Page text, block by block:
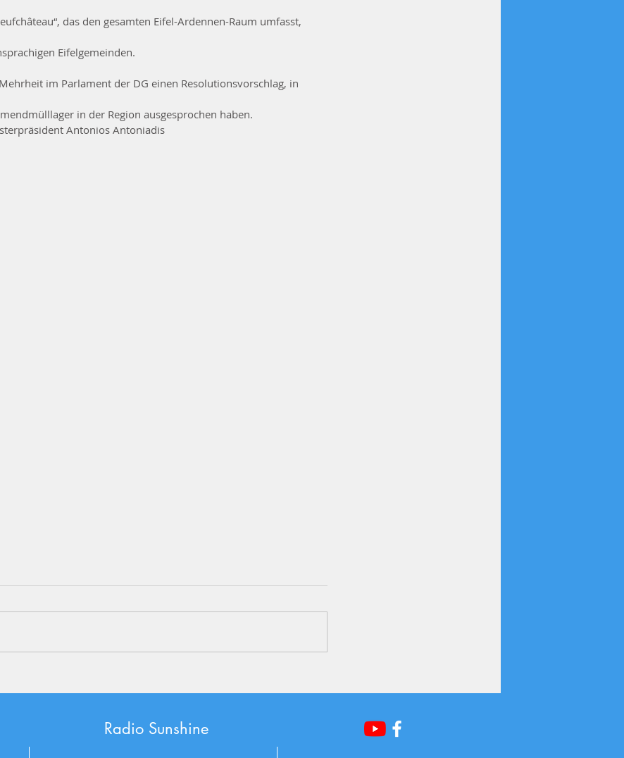
das den gesamten Eifel-Ardennen-Raum umfasst,
Eifelgemeinden.
im Parlament der DG einen Resolutionsvorschlag, in
in der Region ausgesprochen haben.
Antonios Antoniadis
RadioSunshine